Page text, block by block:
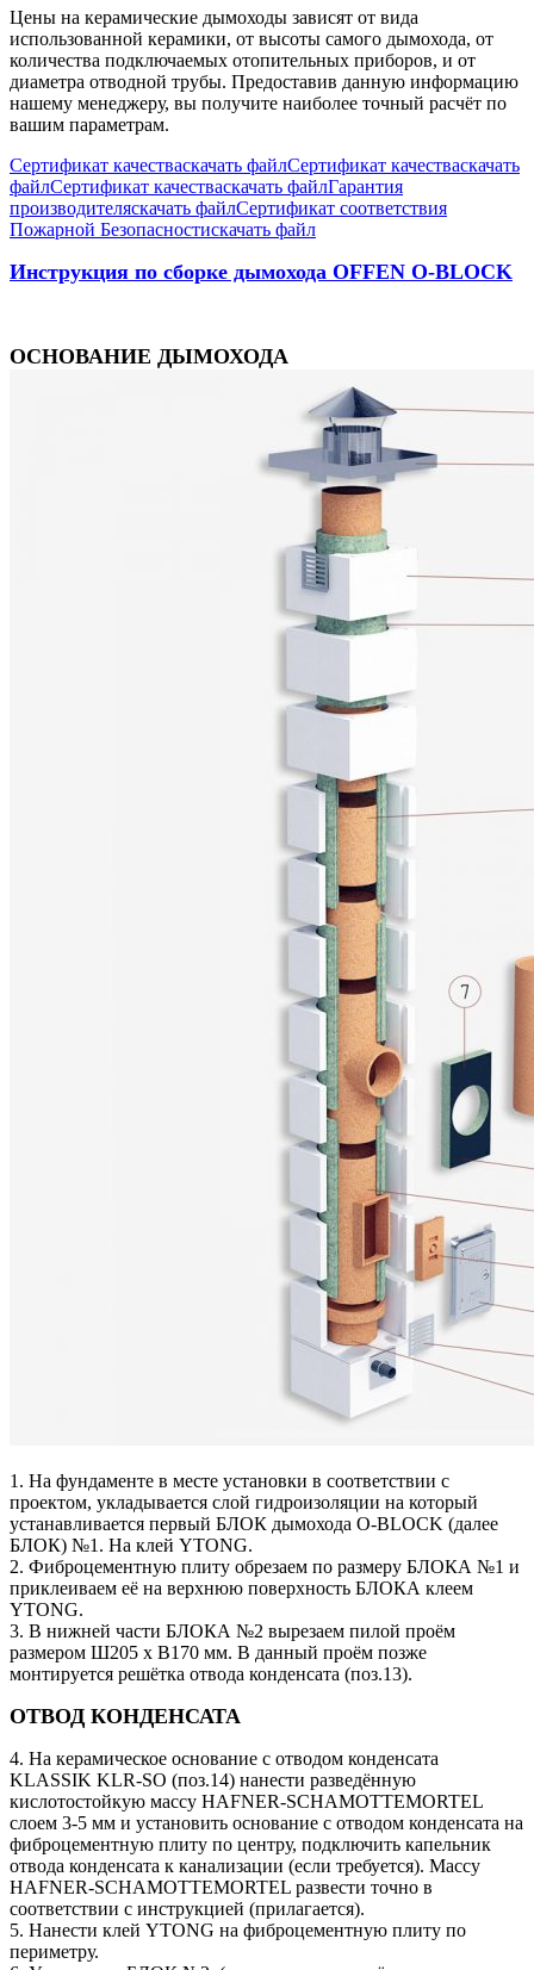
Цены на керамические дымоходы зависят от вида
использованной керамики, от высоты самого дымохода, от
количества подключаемых отопительных приборов, и от
диаметра отводной трубы. Предоставив данную информацию
нашему менеджеру, вы получите наиболее точный расчёт по
вашим параметрам.
Сертификат качестваскачать файлСертификат качестваскачать
файлСертификат качестваскачать файлГарантия
производителяскачать файлСертификат соответствия
Пожарной Безопасностискачать файл
Инструкция по сборке дымохода OFFEN O-BLOCK
ОСНОВАНИЕ ДЫМОХОДА
1. На фундаменте в месте установки в соответствии с
проектом, укладывается слой гидроизоляции на который
устанавливается первый БЛОК дымохода O-BLOCK (далее
БЛОК) №1. На клей YTONG.
2. Фиброцементную плиту обрезаем по размеру БЛОКА №1 и
приклеиваем её на верхнюю поверхность БЛОКА клеем
YTONG.
3. В нижней части БЛОКА №2 вырезаем пилой проём
размером Ш205 х В170 мм. В данный проём позже
монтируется решётка отвода конденсата (поз.13).
ОТВОД КОНДЕНСАТА
4. На керамическое основание с отводом конденсата
KLASSIK KLR-SO (поз.14) нанести разведённую
кислотостойкую массу HAFNER-SCHAMOTTEMORTEL
слоем 3-5 мм и установить основание с отводом конденсата на
фиброцементную плиту по центру, подключить капельник
отвода конденсата к канализации (если требуется). Массу
HAFNER-SCHAMOTTEMORTEL развести точно в
соответствии с инструкцией (прилагается).
5. Нанести клей YTONG на фиброцементную плиту по
периметру.